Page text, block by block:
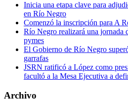
Inicia una etapa clave para
en Río Negro
Comenzó la inscripción para A
Río Negro realizará una jornada
pymes
El Gobierno de Río Negro
garrafas
JSRN ratificó a López como
facultó a la Mesa Ejecutiva a
Archivo